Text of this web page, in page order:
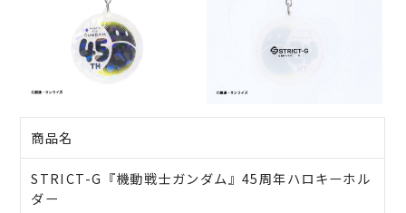
商品名
STRICT-G『機動戦士ガンダム』45周年ハロキーホル
ダー